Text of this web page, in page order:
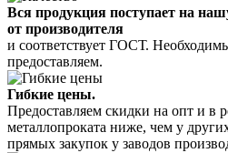
Вся продукция поступает на
от производителя
и соответствует ГОСТ.
предоставляем.
Гибкие цены.
Предоставляем скидки на опт и в
металлопроката ниже, чем у
прямых закупок у заводов